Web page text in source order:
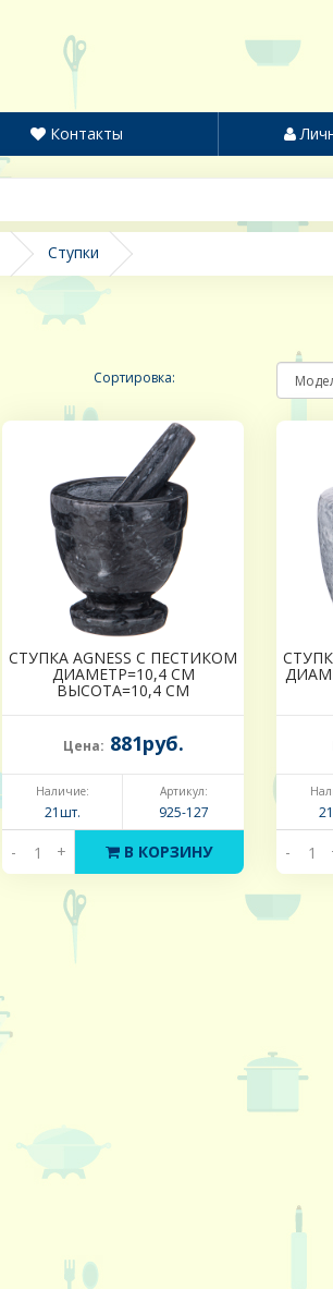
Контакты
Ступки
Сортировка:
СТУПКА AGNESS С ПЕСТИКОМ
ДИАМЕТР=10,4 СМ
ВЫСОТА=10,4 СМ
Цена: 881руб.
Наличие:
21шт.
Артикул:
925-127
- + В КОРЗИНУ -